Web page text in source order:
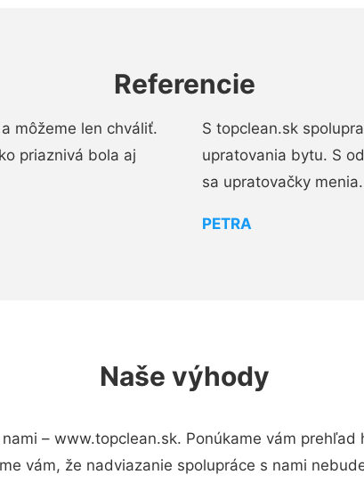
Referencie
môžeme len chváliť.
priaznivá bola aj
S topclean.sk
upratovania bytu. S
sa upratovačky
PETRA
Naše výhody
– www.topclean.sk. Ponúkame vám
vám, že nadviazanie spolupráce s nami